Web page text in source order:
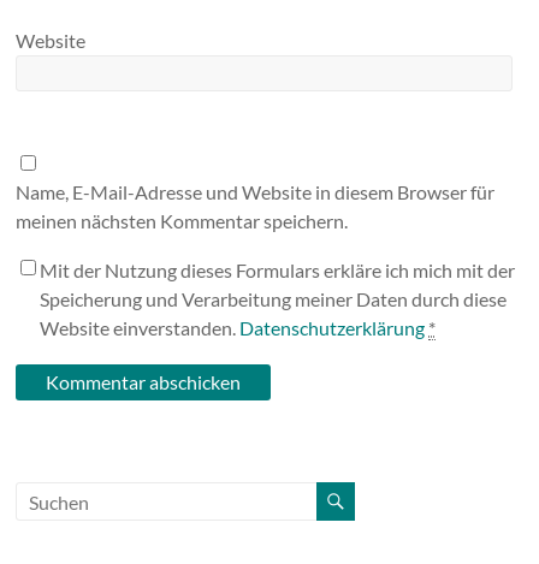
Website
Name, E-Mail-Adresse und Website in diesem Browser für
meinen nächsten Kommentar speichern.
Mit der Nutzung dieses Formulars erkläre ich mich mit der
Speicherung und Verarbeitung meiner Daten durch diese
Website einverstanden. Datenschutzerklärung *